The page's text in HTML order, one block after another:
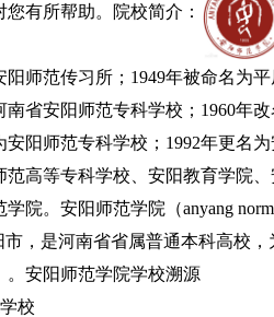
您有所帮助。院校简介：
阳师范传习所；1949年被命名为
南省安阳师范专科学校；1960年
安阳师范专科学校；1992年更名
范高等专科学校、安阳教育学院
院。安阳师范学院（anyang
市，是河南省省属普通本科高校
。安阳师范学院学校溯源
校